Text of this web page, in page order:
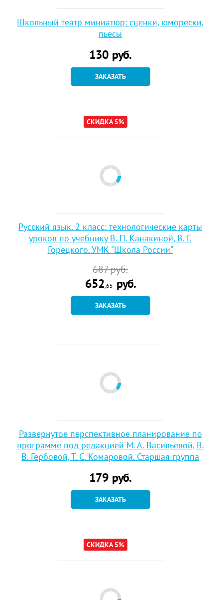
Школьный театр миниатюр: сценки, юморески,
пьесы
130 руб.
ЗАКАЗАТЬ
СКИДКА 5%
Русский язык. 2 класс: технологические карты
уроков по учебнику В. П. Канакиной, В. Г.
Горецкого. УМК "Школа России"
687руб.
652,65 руб.
ЗАКАЗАТЬ
Развернутое перспективное планирование по
программе под редакцией М. А. Васильевой, В.
В. Гербовой, Т. С. Комаровой. Старшая группа
179 руб.
ЗАКАЗАТЬ
СКИДКА 5%